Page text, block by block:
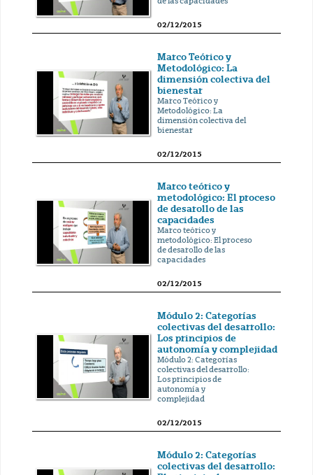
02/12/2015
Marco Teórico y
Metodológico: La
dimensión colectiva del
bienestar
Marco Teórico y
Metodológico: La
dimensión colectiva del
bienestar
02/12/2015
Marco teórico y
metodológico: El proceso
de desarollo de las
capacidades
Marco teórico y
metodológico: El proceso
de desarollo de las
capacidades
02/12/2015
Módulo 2: Categorías
colectivas del desarrollo:
Los principios de
autonomía y complejidad
Módulo 2: Categorías
colectivas del desarrollo:
Los principios de
autonomía y
complejidad
02/12/2015
Módulo 2: Categorías
colectivas del desarrollo: